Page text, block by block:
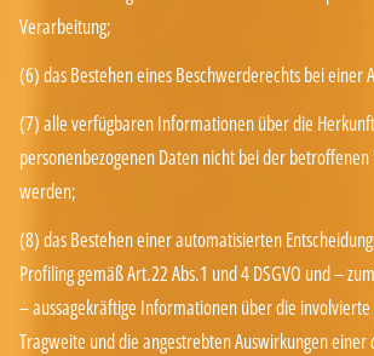
Verarbeitung;
(6) das Bestehen eines Beschwerderechts bei einer
(7) alle verfügbaren Informationen über die
personenbezogenen Daten nicht bei der
werden;
(8) das Bestehen einer automatisierten
Profiling gemäß Art.22 Abs.1 und 4 DSGVO und –
– aussagekräftige Informationen über die involvierte
Tragweite und die angestrebten Auswirkungen